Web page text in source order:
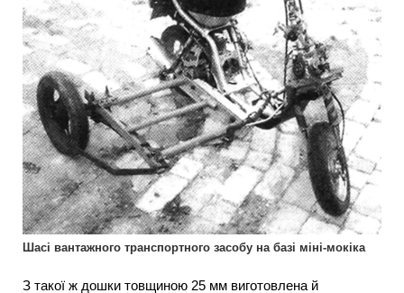
Шасі вантажного транспортного засобу на базі міні-мокіка
З такої ж дошки товщиною 25 мм виготовлена й